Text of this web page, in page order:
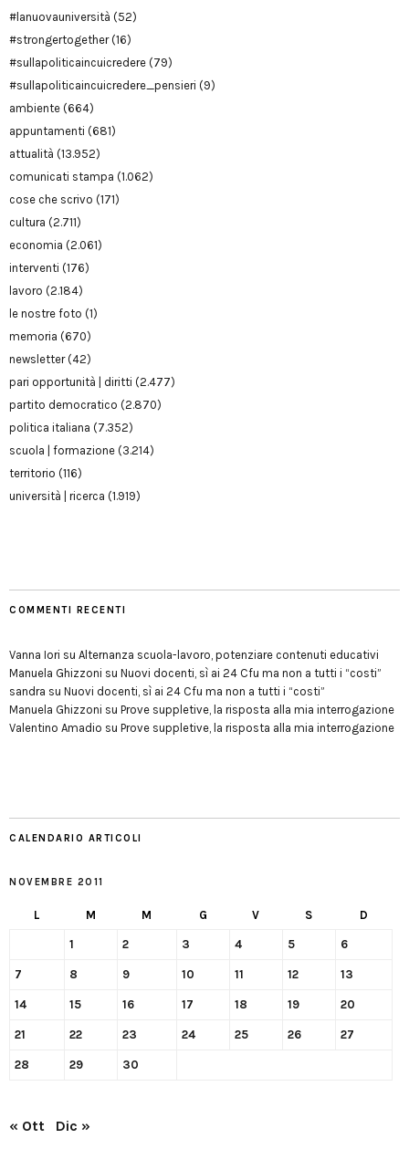
#lanuovauniversità (52)
#strongertogether(16)
#sullapoliticaincuicredere (79)
#sullapoliticaincuicredere_pensieri (9)
ambiente (664)
appuntamenti (681)
attualità (13.952)
comunicati stampa (1.062)
cose che scrivo (171)
cultura (2.711)
economia (2.061)
interventi (176)
lavoro (2.184)
le nostre foto (1)
memoria (670)
newsletter(42)
pari opportunità | diritti (2.477)
partito democratico (2.870)
politica italiana (7.352)
scuola | formazione (3.214)
territorio (116)
università | ricerca (1.919)
COMMENTI RECENTI
Vanna Iori su Alternanza scuola-lavoro, potenziare contenuti educativi
Manuela Ghizzoni su Nuovi docenti, sì ai 24 Cfu ma non a tutti i “costi”
sandra su Nuovi docenti, sì ai 24 Cfu ma non a tutti i “costi”
Manuela Ghizzoni su Prove suppletive, la risposta alla mia interrogazione
Valentino Amadio su Prove suppletive, la risposta alla mia interrogazione
CALENDARIO ARTICOLI
NOVEMBRE 2011
L M M G V S D
1 2 3 4 5 6
7 8 9 10 11 12 13
14 15 16 17 18 19 20
21 22 23 24 25 26 27
28 29 30
« Ott Dic »